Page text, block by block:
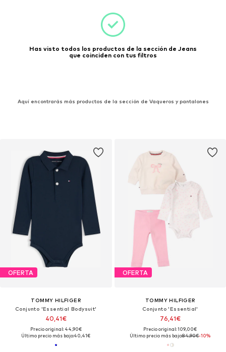
Has visto todos los productos de la sección de Jeans
que coinciden con tus filtros
Aquí encontrarás más productos de la sección de Vaqueros y pantalones
OFERTA
TOMMY HILFIGER
Conjunto 'Essential Bodysuit'
40,41€
Precio original: 44,90€
Último precio más bajo:40,41€
OFERTA
TOMMY HILFIGER
Conjunto 'Essential'
76,41€
Precio original: 109,00€
Último precio más bajo:84,90€-10%